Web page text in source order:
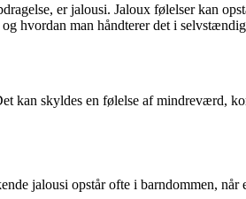
er jalousi. Jaloux følelser kan
hvordan man håndterer det i
kan skyldes en følelse af mindreværd,
jalousi opstår ofte i barndommen, når